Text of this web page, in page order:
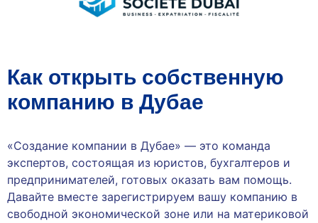
Как открыть собственную
компанию в Дубае
«Создание компании в Дубае» — это команда
экспертов, состоящая из юристов, бухгалтеров и
предпринимателей, готовых оказать вам помощь.
Давайте вместе зарегистрируем вашу компанию в
свободной экономической зоне или на материковой